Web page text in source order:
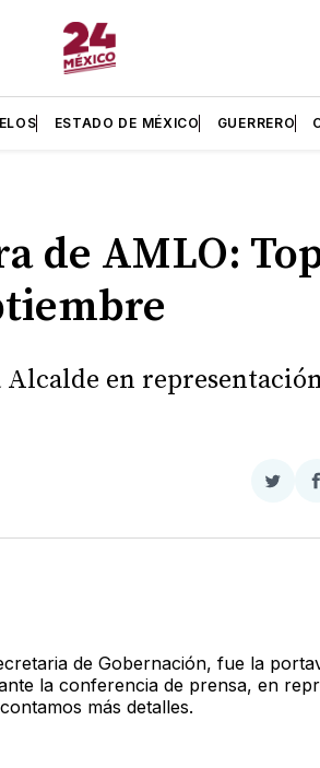
ESTADO DE MÉXICO GUERRERO
de AMLO:
en
de Gobernación, fue la
la conferencia de prensa, en
más detalles.